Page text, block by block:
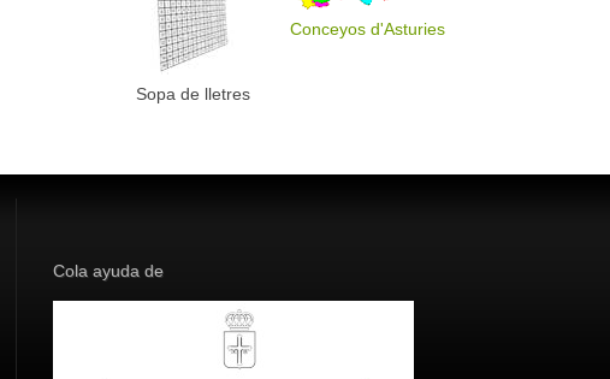
Sopa de lletres
Conceyos d'Asturies
Cola ayuda de